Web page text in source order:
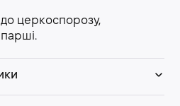
церкоспорозу,